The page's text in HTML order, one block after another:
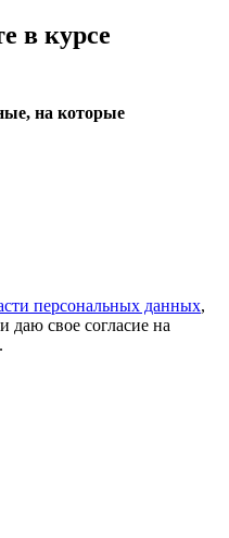
в курсе
на которые
персональных данных,
и даю свое согласие на